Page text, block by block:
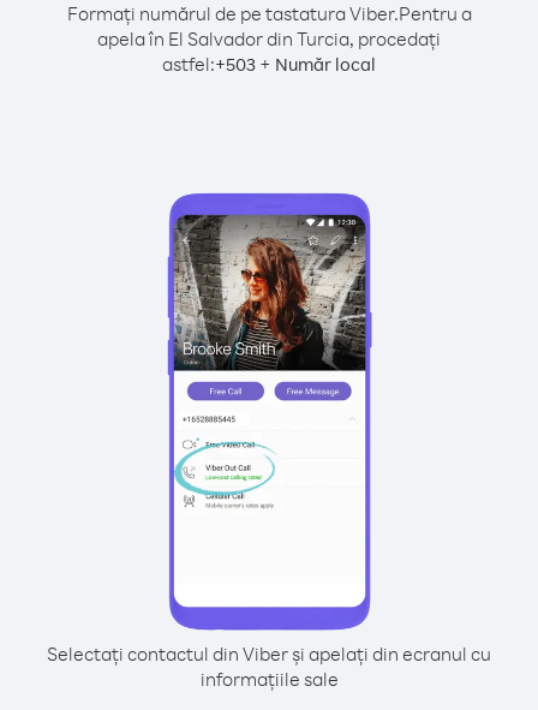
Formați numărul de pe tastatura Viber.Pentru a
apela în El Salvador din Turcia, procedați
astfel:+503 + Număr local
Selectați contactul din Viber și apelați din ecranul cu
informațiile sale